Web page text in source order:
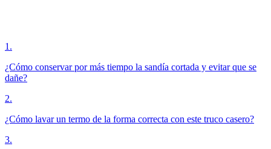
1 .
¿Cómo conservar por más tiempo la sandía cortada y evitar que se
dañe?
2.
¿Cómo lavar un termo de la forma correcta con este truco casero?
3.